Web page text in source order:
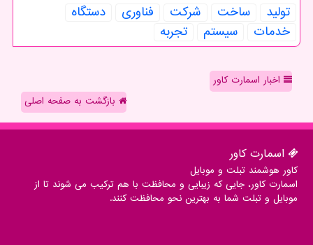
تولید ساخت شركت فناوری
دستگاه
خدمات
سیستم تجربه
اخبار اسمارت کاور
بازگشت به صفحه اصلی
اسمارت كاور
کاور هوشمند تبلت و موبایل
اسمارت کاور، جایی که زیبایی و محافظت با هم ترکیب می شوند تا از
موبایل و تبلت شما به بهترین نحو محافظت کنند.